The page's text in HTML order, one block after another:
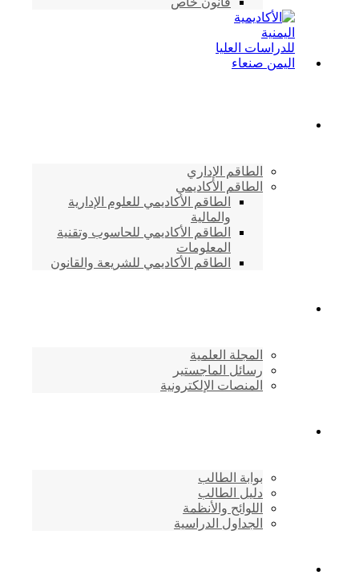
الطاقم الإداري
الطاقم الأكاديمي
الطاقم الأكاديمي للعلوم الإدارية
والمالية
الطاقم الأكاديمي للحاسوب وتقنية
المعلومات
الطاقم الأكاديمي للشريعة والقانون
المجلة العلمية
رسائل الماجستير
المنصات الإلكترونية
بوابة الطالب
دليل الطالب
اللوائح والأنظمة
الجداول الدراسية